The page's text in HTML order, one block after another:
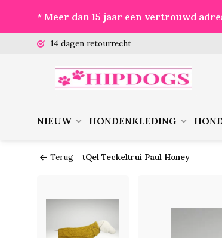
* Meer dan 15 jaar een vertrouwd
14 dagen retourrecht
NIEUW HONDENKLEDING
Terug tQel Teckeltrui Paul Honey